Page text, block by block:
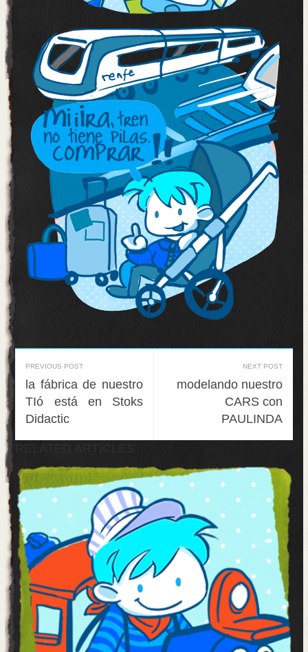
PREVIOUS POST
la fábrica de nuestro
TIó está en Stoks
Didactic
NEXT POST
modelando nuestro
CARS con
PAULINDA
RELATED ARTICLES